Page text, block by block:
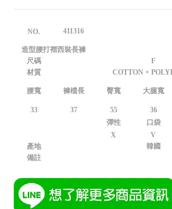
NO. 411316
造型腰打褶西裝長褲
尺碼
F
材質
COTTON +
腰寬 褲檔長 臀寬 大腿寬
33 37 55 36
彈性
口袋
X
V
產地
韓國
備註